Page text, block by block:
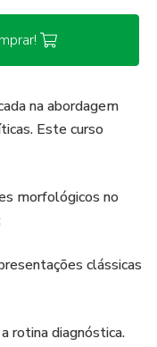
na abordagem
Este curso
morfológicos no
clássicas
rotina diagnóstica.